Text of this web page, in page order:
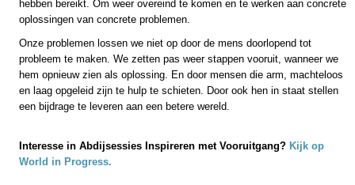
hebben bereikt. Om weer overeind te komen en te werken aan concrete
oplossingen van concrete problemen.
Onze problemen lossen we niet op door de mens doorlopend tot
probleem te maken. We zetten pas weer stappen vooruit, wanneer we
hem opnieuw zien als oplossing. En door mensen die arm, machteloos
en laag opgeleid zijn te hulp te schieten. Door ook hen in staat stellen
een bijdrage te leveren aan een betere wereld.
Interesse in Abdijsessies Inspireren met Vooruitgang? Kijk op
World in Progress.